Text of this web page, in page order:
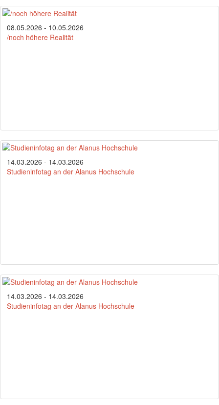
08.05.2026 - 10.05.2026
/noch höhere Realität
14.03.2026 - 14.03.2026
Studieninfotag an der Alanus Hochschule
14.03.2026 - 14.03.2026
Studieninfotag an der Alanus Hochschule